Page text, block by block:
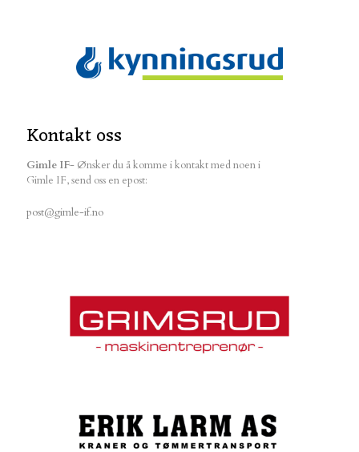
Kontakt oss
Gimle IF- Ønsker du å komme i kontakt med noen i
Gimle IF, send oss en epost:
post@gimle-if.no